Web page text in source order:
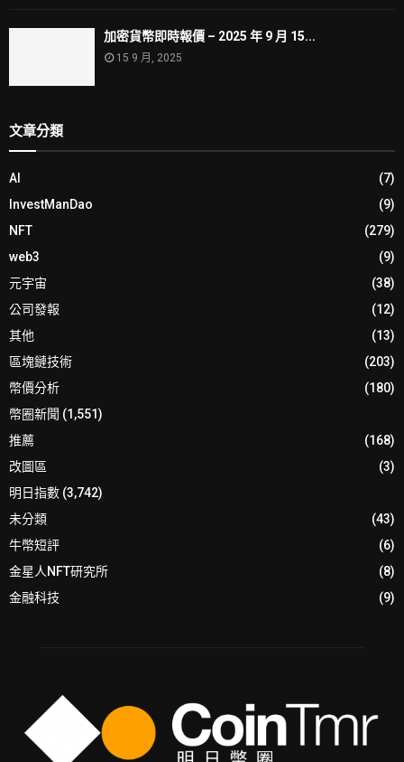
加密貨幣即時報價 – 2025 年 9 月 15...
15 9 月, 2025
文章分類
AI
(7)
InvestManDao
(9)
NFT
(279)
web3
(9)
元宇宙
(38)
公司發報
(12)
其他
(13)
區塊鏈技術
(203)
幣價分析
(180)
幣圈新聞 (1,551)
推薦
(168)
改圖區
(3)
明日指數 (3,742)
未分類
(43)
牛幣短評
(6)
金星人NFT研究所
(8)
金融科技
(9)